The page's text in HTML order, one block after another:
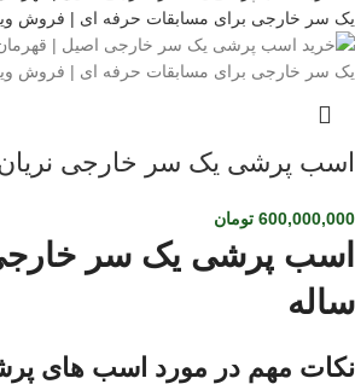
اسب پرشی یک سر خارجی
600,000,000 تومان
ساله
نکات مهم در مورد اسب های